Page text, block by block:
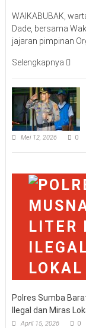
WAIKABUBAK,
Dade, bersama
jajaran pimpinan
Selengkapnya
Mei 12, 2026 0
Polres Sumba
Ilegal dan Miras
April 15, 2026 0